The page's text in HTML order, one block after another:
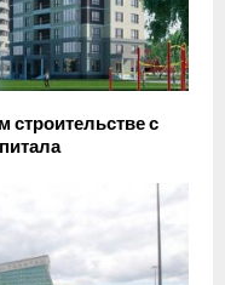
с